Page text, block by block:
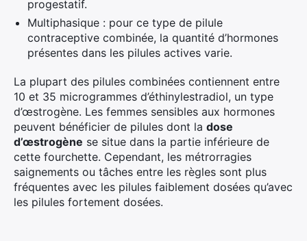
progestatif.
Multiphasique : pour ce type de pilule
contraceptive combinée, la quantité d’hormones
présentes dans les pilules actives varie.
La plupart des pilules combinées contiennent entre
10 et 35 microgrammes d’éthinylestradiol, un type
d’œstrogène. Les femmes sensibles aux hormones
peuvent bénéficier de pilules dont la dose
d’œstrogène se situe dans la partie inférieure de
cette fourchette. Cependant, les métrorragies
saignements ou tâches entre les règles sont plus
fréquentes avec les pilules faiblement dosées qu’avec
les pilules fortement dosées.